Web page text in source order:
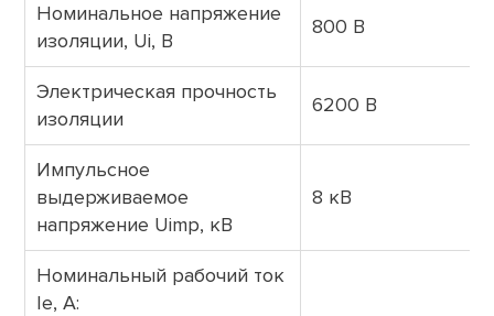
Номинальное напряжение
изоляции, Ui, В
800 В
Электрическая прочность
изоляции
6200 В
Импульсное
выдерживаемое
напряжение Uimp, кВ
8 кВ
Номинальный рабочий ток
Iе, А: